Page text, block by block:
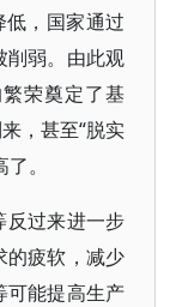
低，国家通过
削弱。由此观
荣奠定了基
，甚至“脱实
。
反过来进一步
的疲软，减少
可能提高生产